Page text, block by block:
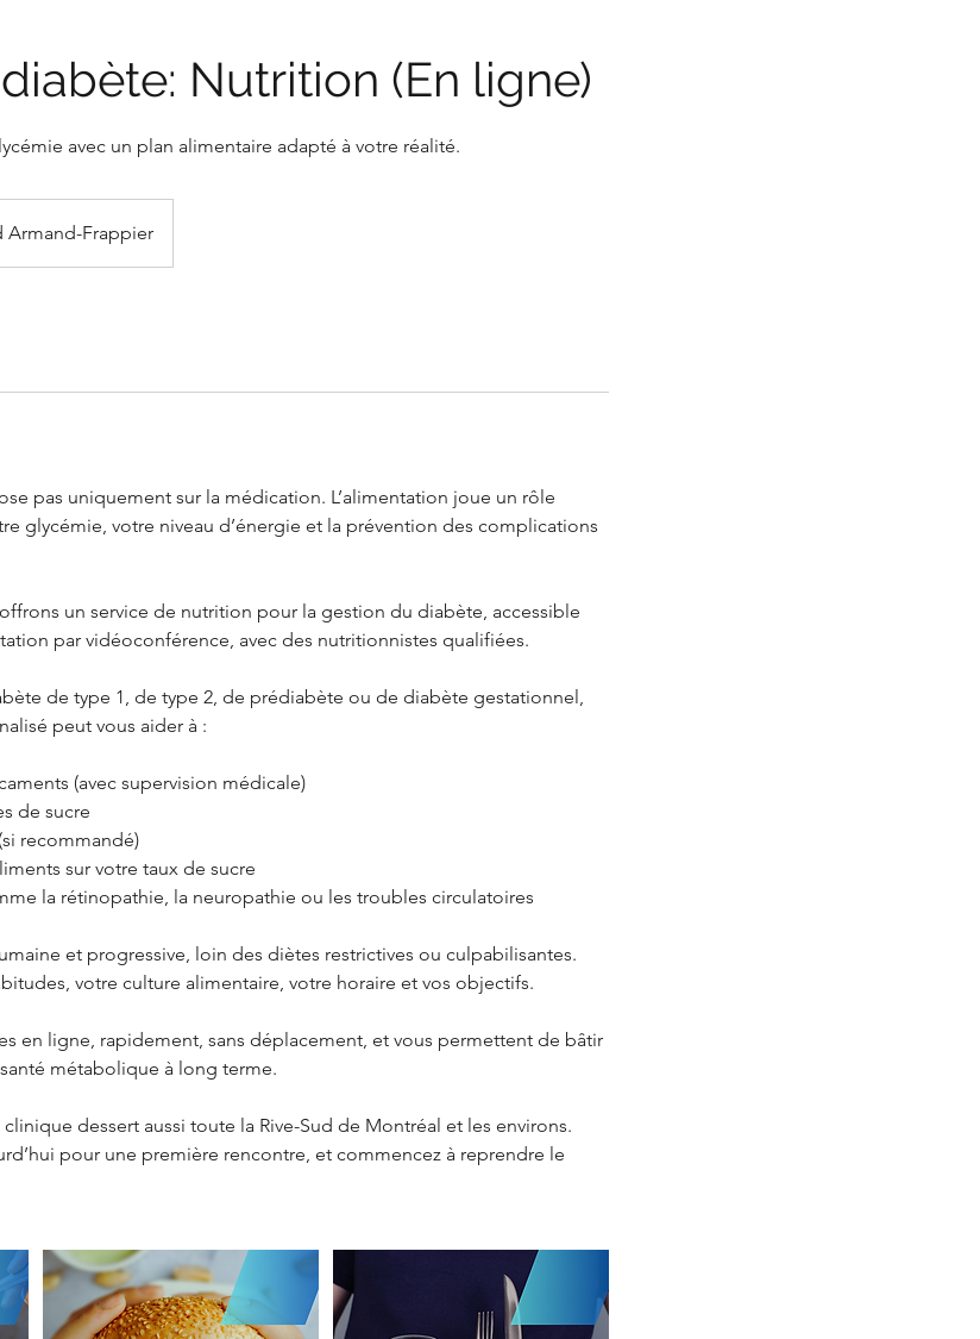
Nutrition (En ligne)
avec un plan alimentaire adapté à votre réalité.
Armand-Frappier
pas uniquement sur la médication. L’alimentation joue un rôle
glycémie, votre niveau d’énergie et la prévention des complications
un service de nutrition pour la gestion du diabète, accessible
par vidéoconférence, avec des nutritionnistes qualifiées.
de type 1, de type 2, de prédiabète ou de diabète gestationnel,
peut vous aider à :
(avec supervision médicale)
de sucre
recommandé)
sur votre taux de sucre
la rétinopathie, la neuropathie ou les troubles circulatoires
et progressive, loin des diètes restrictives ou culpabilisantes.
votre culture alimentaire, votre horaire et vos objectifs.
en ligne, rapidement, sans déplacement, et vous permettent de bâtir
métabolique à long terme.
dessert aussi toute la Rive-Sud de Montréal et les environs.
pour une première rencontre, et commencez à reprendre le